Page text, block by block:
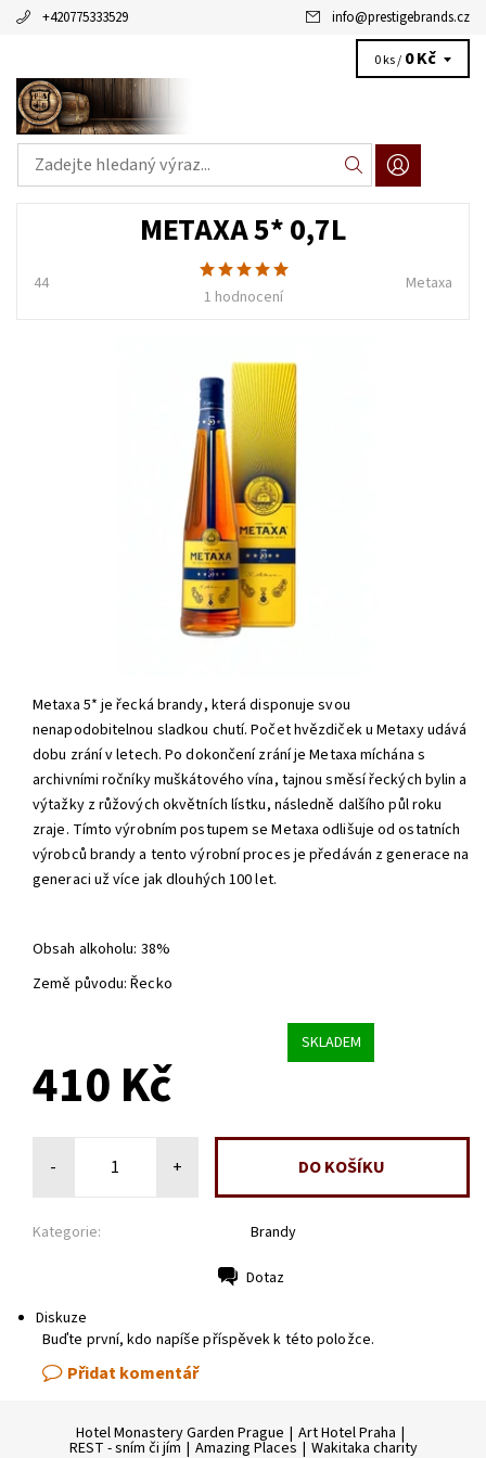
+420775333529 info@prestigebrands.cz
0 ks / 0 Kč
METAXA 5* 0,7L
44
1 hodnocení
Metaxa
Metaxa 5* je řecká brandy, která disponuje svou
nenapodobitelnou sladkou chutí. Počet hvězdiček u Metaxy udává
dobu zrání v letech. Po dokončení zrání je Metaxa míchána s
archivními ročníky muškátového vína, tajnou směsí řeckých bylin a
výtažky z růžových okvětních lístku, následně dalšího půl roku
zraje. Tímto výrobním postupem se Metaxa odlišuje od ostatních
výrobců brandy a tento výrobní proces je předáván z generace na
generaci už více jak dlouhých 100 let.
Obsah alkoholu: 38%
Země původu: Řecko
SKLADEM
410 Kč
- +
Kategorie: Brandy
Dotaz
Diskuze
Buďte první, kdo napíše příspěvek k této položce.
Přidat komentář
Hotel Monastery Garden Prague | Art Hotel Praha |
REST - sním či jím | Amazing Places | Wakitaka charity